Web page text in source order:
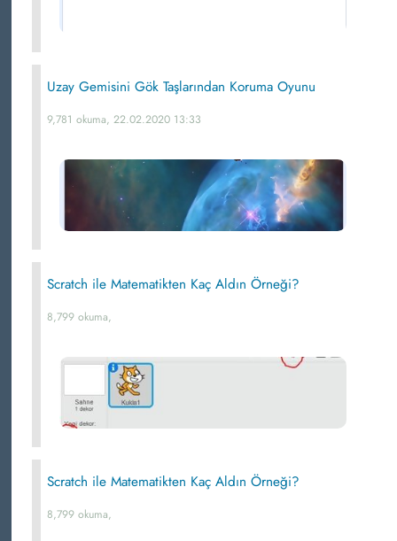
Uzay Gemisini Gök Taşlarından Koruma Oyunu
9,781 okuma, 22.02.2020 13:33
Scratch ile Matematikten Kaç Aldın Örneği?
8,799 okuma,
Scratch ile Matematikten Kaç Aldın Örneği?
8,799 okuma,